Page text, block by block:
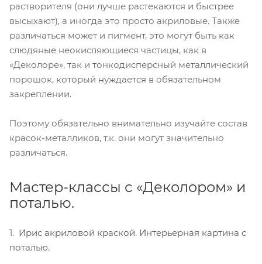
растворителя (они лучше растекаются и быстрее
высыхают), а иногда это просто акриловые. Также
различаться может и пигмент, это могут быть как
слюдяные неокисляющиеся частицы, как в
«Деколоре», так и тонкодисперсный металлический
порошок, который нуждается в обязательном
закреплении.
Поэтому обязательно внимательно изучайте состав
красок-металликов, т.к. они могут значительно
различаться.
Мастер-классы с «Деколором» и
поталью.
1. Ирис акриловой краской. Интерьерная картина с
поталью.